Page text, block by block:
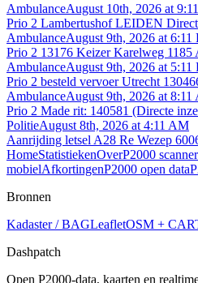
AmbulanceAugust 10th, 2026 at
Prio 2 Lambertushof LEIDEN
AmbulanceAugust 9th, 2026 at 6:11
Prio 2 13176 Keizer Karelweg 1185
AmbulanceAugust 9th, 2026 at 5:11
Prio 2 besteld vervoer Utrecht
AmbulanceAugust 9th, 2026 at 8:11
Prio 2 Made rit: 140581 (Directe
PolitieAugust 8th, 2026 at 4:11 AM
Aanrijding letsel A28 Re Wezep
HomeStatistiekenOverP2000 scanner
mobielAfkortingenP2000 open data
Bronnen
Kadaster / BAGLeafletOSM +
Dashpatch
Open P2000-data, kaarten en